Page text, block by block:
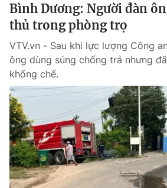
Góc doanh nghiệp
Truyền hình
Hậu trường
Nhân vật
Khán giả
Giải sao mai
Giải trí
Điện ảnh
Âm nhạc
Sao
Đời sống
Du lịch
Làm đẹp
Chất lượng cuộc sống
Giáo dục
Tuyển sinh
Học trực tuyến
Công nghệ
Hitech Công nghệ tương lai
Giao lưu trực tuyến
Bình Dương: Người đàn
thủ trong phòng trọ
VTV.vn - Sau khi lực lượng Công
ông dùng súng chống trả nhưng
khống chế.